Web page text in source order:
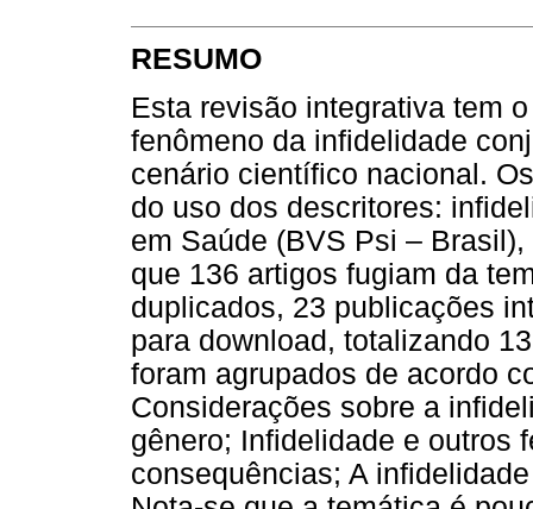
RESUMO
Esta revisão integrativa tem
fenômeno da infidelidade
cenário científico nacional.
do uso dos descritores:
em Saúde (BVS Psi –
que 136 artigos fugiam da
duplicados, 23 publicações
para download, totalizando
foram agrupados de acordo
Considerações sobre a
gênero; Infidelidade e outros
consequências; A